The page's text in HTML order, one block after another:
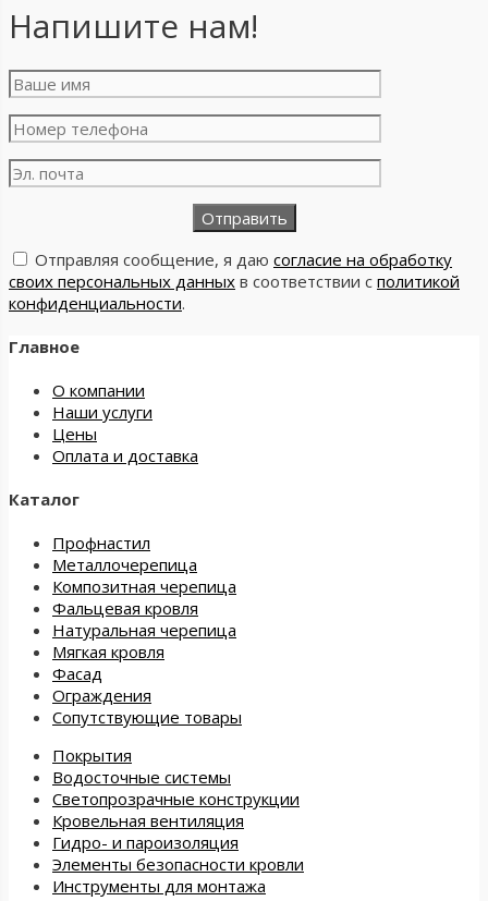
Напишите нам!
Отправляя сообщение, я даю согласие на обработку
своих персональных данных в соответствии с политикой
конфиденциальности.
Главное
О компании
Наши услуги
Цены
Оплата и доставка
Каталог
Профнастил
Металлочерепица
Композитная черепица
Фальцевая кровля
Натуральная черепица
Мягкая кровля
Фасад
Ограждения
Сопутствующие товары
Покрытия
Водосточные системы
Светопрозрачные конструкции
Кровельная вентиляция
Гидро- и пароизоляция
Элементы безопасности кровли
Инструменты для монтажа